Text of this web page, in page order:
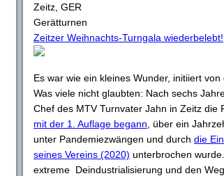
Zeitz, GER
Gerätturnen
Zeitzer Weihnachts-Turngala wiederbelebt!
Es war wie ein kleines Wunder, initiiert
Was viele nicht glaubten: Nach sechs
Chef des MTV Turnvater Jahn in Zeitz die
mit der 1. Auflage begann , über ein
unter Pandemiezwängen und durch die
seines Vereins (2020) unterbrochen
extreme Deindustrialisierung und den